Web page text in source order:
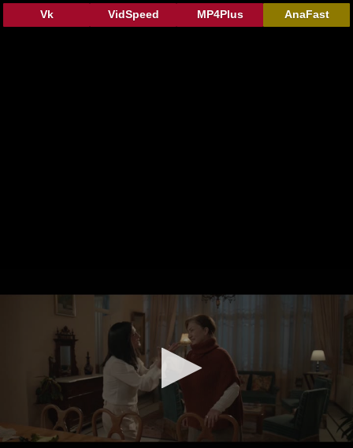
AnaFast
MP4Plus
VidSpeed
Vk